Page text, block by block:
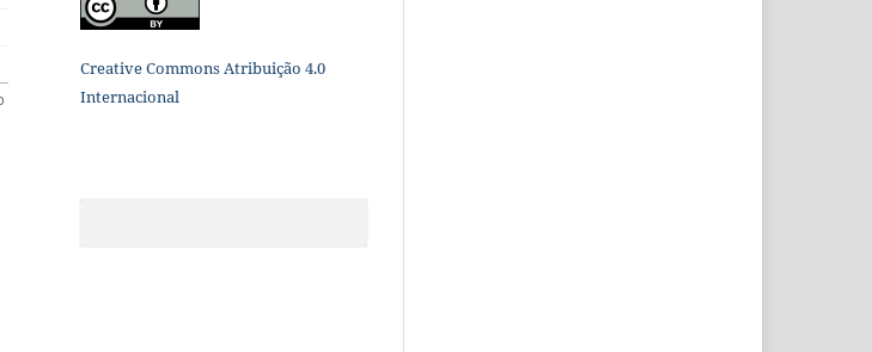
Creative Commons Atribuição 4.0
Internacional